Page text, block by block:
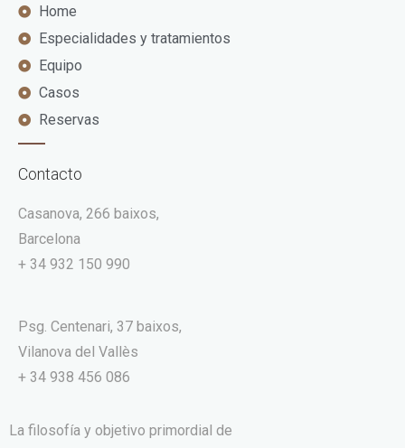
Home
Especialidades y tratamientos
Equipo
Casos
Reservas
Contacto
Casanova, 266 baixos,
Barcelona
+ 34 932 150 990
Psg. Centenari, 37 baixos,
Vilanova del Vallès
+ 34 938 456 086
La filosofía y objetivo primordial de